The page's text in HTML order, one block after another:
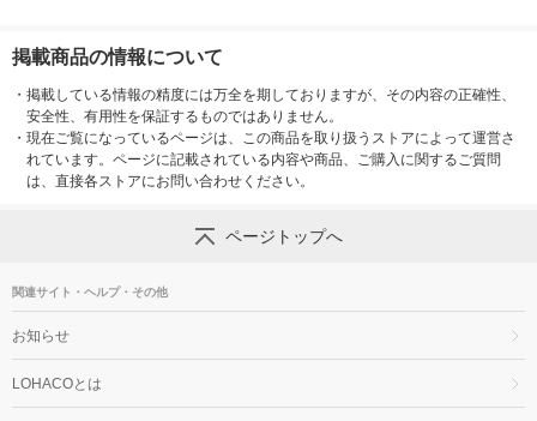
掲載商品の情報について
・ 掲載している情報の精度には万全を期しておりますが、その内容の正確性、
安全性、有用性を保証するものではありません。
・ 現在ご覧になっているページは、この商品を取り扱うストアによって運営さ
れています。ページに記載されている内容や商品、ご購入に関するご質問
は、直接各ストアにお問い合わせください。
ページトップへ
関連サイト・ヘルプ・その他
お知らせ
LOHACOとは